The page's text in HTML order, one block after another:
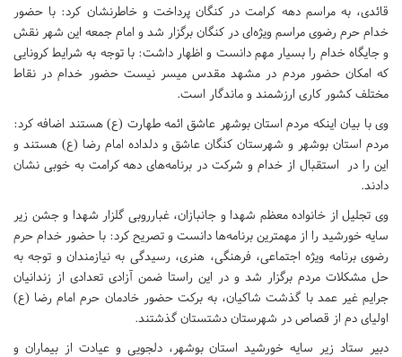
قائدی، به مراسم دهه کرامت در کنگان پرداخت و خاطرنشان کرد: با حضور
خدام حرم رضوی مراسم ویژه‌ای در کنگان برگزار شد و امام جمعه این شهر نقش
و جایگاه خدام را بسیار مهم دانست و اظهار داشت: با توجه به شرایط کرونایی
که امکان حضور مردم در مشهد مقدس میسر نیست حضور خدام در نقاط
مختلف کشور کاری ارزشمند و ماندگار است.
وی با بیان اینکه مردم استان بوشهر عاشق ائمه ‌طهارت (ع) هستند اضافه کرد:
مردم استان بوشهر و شهرستان کنگان عاشق و دلداده امام رضا (ع) هستند و
این را در استقبال از خدام و شرکت در برنامه‌های دهه کرامت به خوبی نشان
دادند.
وی تجلیل از خانواده معظم شهدا و جانبازان، غبارروبی گلزار شهدا و جشن زیر
سایه خورشید را از مهمترین برنامه‌ها دانست و تصریح کرد: با حضور خدام حرم
رضوی برنامه ویژه اجتماعی، فرهنگی، هنری، رسیدگی به نیازمندان و توجه به
حل مشکلات مردم برگزار شد و در این راستا ضمن آزادی تعدادی از زندانیان
جرایم غیر عمد با گذشت شاکیان، به برکت حضور خادمان حرم امام رضا (ع)
اولیای دم از قصاص در شهرستان دشتستان گذشتند.
دبیر ستاد زیر سایه خورشید استان بوشهر، دلجویی و عیادت از بیماران و